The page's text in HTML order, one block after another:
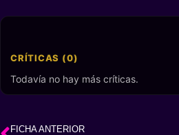
CRÍTICAS (0)
Todavía no hay más críticas.
FICHA ANTERIOR